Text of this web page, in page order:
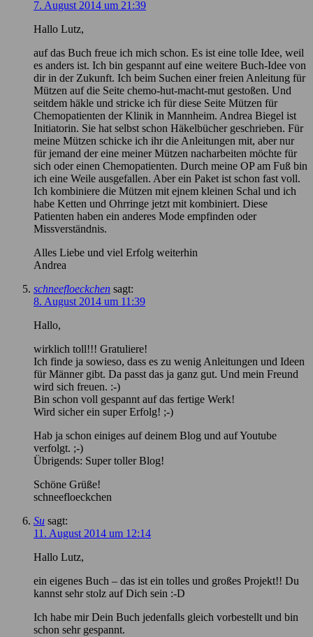
7. August 2014 um 21:39
Hallo Lutz,
auf das Buch freue ich mich schon. Es ist eine tolle Idee, weil
es anders ist. Ich bin gespannt auf eine weitere Buch-Idee von
dir in der Zukunft. Ich beim Suchen einer freien Anleitung für
Mützen auf die Seite chemo-hut-macht-mut gestoßen. Und
seitdem häkle und stricke ich für diese Seite Mützen für
Chemopatienten der Klinik in Mannheim. Andrea Biegel ist
Initiatorin. Sie hat selbst schon Häkelbücher geschrieben. Für
meine Mützen schicke ich ihr die Anleitungen mit, aber nur
für jemand der eine meiner Mützen nacharbeiten möchte für
sich oder einen Chemopatienten. Durch meine OP am Fuß bin
ich eine Weile ausgefallen. Aber ein Paket ist schon fast voll.
Ich kombiniere die Mützen mit ejnem kleinen Schal und ich
habe Ketten und Ohrringe jetzt mit kombiniert. Diese
Patienten haben ein anderes Mode empfinden oder
Missverständnis.
Alles Liebe und viel Erfolg weiterhin
Andrea
schneefloeckchen sagt:
8. August 2014 um 11:39
Hallo,
wirklich toll!!! Gratuliere!
Ich finde ja sowieso, dass es zu wenig Anleitungen und Ideen
für Männer gibt. Da passt das ja ganz gut. Und mein Freund
wird sich freuen. :-)
Bin schon voll gespannt auf das fertige Werk!
Wird sicher ein super Erfolg! ;-)
Hab ja schon einiges auf deinem Blog und auf Youtube
verfolgt. ;-)
Übrigends: Super toller Blog!
Schöne Grüße!
schneefloeckchen
Su sagt:
11. August 2014 um 12:14
Hallo Lutz,
ein eigenes Buch – das ist ein tolles und großes Projekt!! Du
kannst sehr stolz auf Dich sein :-D
Ich habe mir Dein Buch jedenfalls gleich vorbestellt und bin
schon sehr gespannt.